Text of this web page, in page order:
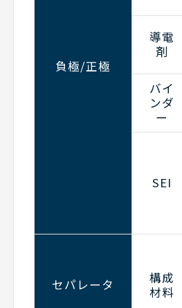
負極/正極
導電
剤
バイ
ンダ
ー
SEI
セパレータ
構成
材料